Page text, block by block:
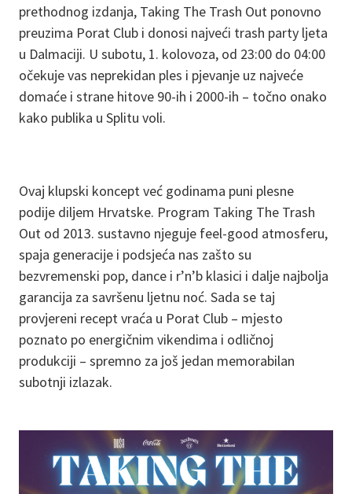
prethodnog izdanja, Taking The Trash Out ponovno
preuzima Porat Club i donosi najveći trash party ljeta
u Dalmaciji. U subotu, 1. kolovoza, od 23:00 do 04:00
očekuje vas neprekidan ples i pjevanje uz najveće
domaće i strane hitove 90-ih i 2000-ih – točno onako
kako publika u Splitu voli.
Ovaj klupski koncept već godinama puni plesne
podije diljem Hrvatske. Program Taking The Trash
Out od 2013. sustavno njeguje feel-good atmosferu,
spaja generacije i podsjeća nas zašto su
bezvremenski pop, dance i r’n’b klasici i dalje najbolja
garancija za savršenu ljetnu noć. Sada se taj
provjereni recept vraća u Porat Club – mjesto
poznato po energičnim vikendima i odličnoj
produkciji – spremno za još jedan memorabilan
subotnji izlazak.